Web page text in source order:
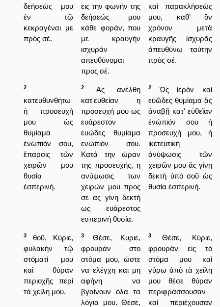
δεήσεώς μου
ἐν τῷ
κεκραγέναι με
πρὸς σέ.
εις την φωνήν της
δεήσεώς μου
κάθε φοράν, που
με κραυγήν
ισχυράν
απευθύνομαι
προς σέ.
καὶ παρακλήσεώς
μου, καθ’ ὃν
χρόνον μετὰ
κραυγῆς ἰσχυρᾶς
ἀπευθύνω ταύτην
πρὸς σέ.
2
κατευθυνθήτω
ἡ προσευχή
μου ὡς
θυμίαμα
ἐνώπιόν σου,
ἔπαρσις τῶν
χειρῶν μου
θυσία
ἑσπερινή.
2
Ας ανέλθη
κατ'ευθείαν η
προσευχή μου ως
ευάρεστον
ευώδες θυμίαμα
ενώπιόν σου.
Κατά την ώραν
της προσευχής, η
ανύψωσις των
χειρών μου προς
σε ας γίνη δεκτή
ως ευάρεστος
εσπερινή θυσία.
2
Ὡς ἱερὸν καὶ
εὐῶδες θυμίαμα ἂς
ἀναβῇ κατ' εὐθεῖαν
ἐνώπιόν σου ἡ
προσευχή μου, ἡ
ἱκετευτικὴ
ἀνύψωσις τῶν
χειρῶν μου ἂς γίνῃ
δεκτὴ ὑπὸ σοῦ ὡς
θυσία ἐσπερινή.
3
θοῦ, Κύριε,
φυλακὴν τῷ
στόματί μου
καὶ θύραν
περιοχῆς περὶ
τὰ χείλη μου.
3
Θέσε, Κυριε,
φρουράν στο
στόμα μου, ώστε
να ελέγχη και μη
αφήνη να
βγαίνουν όλα τα
λόγια μου. Θέσε,
3
Θέσε, Κύριε,
φρουρὰν εἰς τὸ
στόμα μου καὶ
γύρω ἀπὸ τὰ χείλη
μου θέσε θύραν
περιφράσσουσαν
καὶ περιέχουσαν